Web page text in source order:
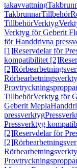
takavvattning
TakbrunnarTillbehör
TillbehörVerktyg
Verktyg för Geberit
för Handdrivna
[1]Reservdelar för
kompatibilitet [2]
[2]
TillbehörVerktyg för
Geberit Mepla
pressverktyg
Pressverktyg
[2]Reservdelar för
[2]